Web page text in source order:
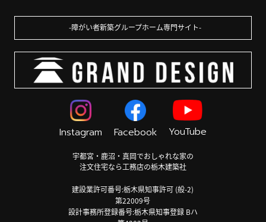
障がい者新築グループホーム専門サイト
Instagram Facebook YouTube
宇都宮・鹿沼・真岡でおしゃれな家の
注文住宅なら工務店の栃木建築社
建設業許可番号:栃木県知事許可 (般-2)
第22009号
設計事務所登録番号:栃木県知事登録 Bハ